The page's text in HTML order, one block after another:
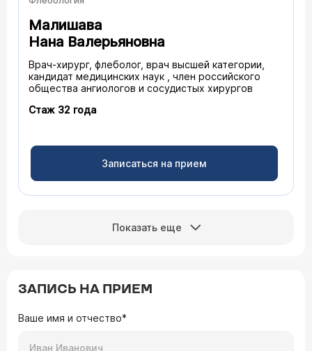
Малишава
Нана Валерьяновна
Врач-хирург, флеболог, врач высшей категории,
кандидат медицинских наук , член российского
общества ангиологов и сосудистых хирургов
Стаж 32 года
Записаться на прием
Показать еще
ЗАПИСЬ НА ПРИЕМ
Ваше имя и отчество*